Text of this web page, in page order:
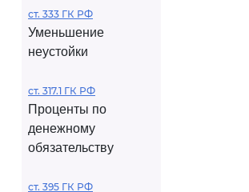
ст. 333 ГК РФ
Уменьшение
неустойки
ст. 317.1 ГК РФ
Проценты по
денежному
обязательству
ст. 395 ГК РФ